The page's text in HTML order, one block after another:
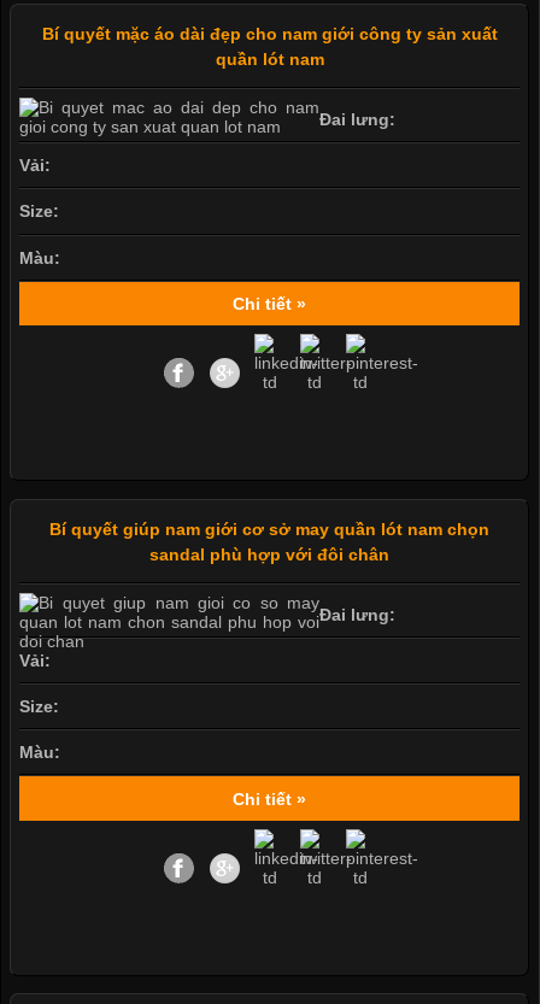
Bí quyết mặc áo dài đẹp cho nam giới công ty sản xuất
quần lót nam
Đai lưng:
Vải:
Size:
Màu:
Chi tiết »
Bí quyết giúp nam giới cơ sở may quần lót nam chọn
sandal phù hợp với đôi chân
Đai lưng:
Vải:
Size:
Màu:
Chi tiết »